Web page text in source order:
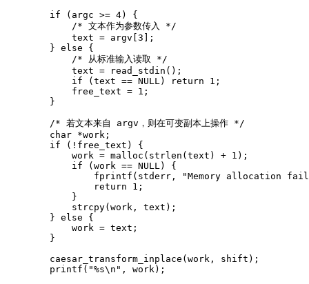
        if (argc >= 4) {
            /* 文本作为参数传入 */
            text = argv[3];
        } else {
            /* 从标准输入读取 */
            text = read_stdin();
            if (text == NULL) return 1;
            free_text = 1;
        }
        /* 若文本来自 argv，则在可变副本上操作 */
        char *work;
        if (!free_text) {
            work = malloc(strlen(text) + 1);
            if (work == NULL) {
fprintf(stderr, "Memory allocation
                return 1;
            }
            strcpy(work, text);
        } else {
            work = text;
        }
        caesar_transform_inplace(work, shift);
        printf("%s\n", work);